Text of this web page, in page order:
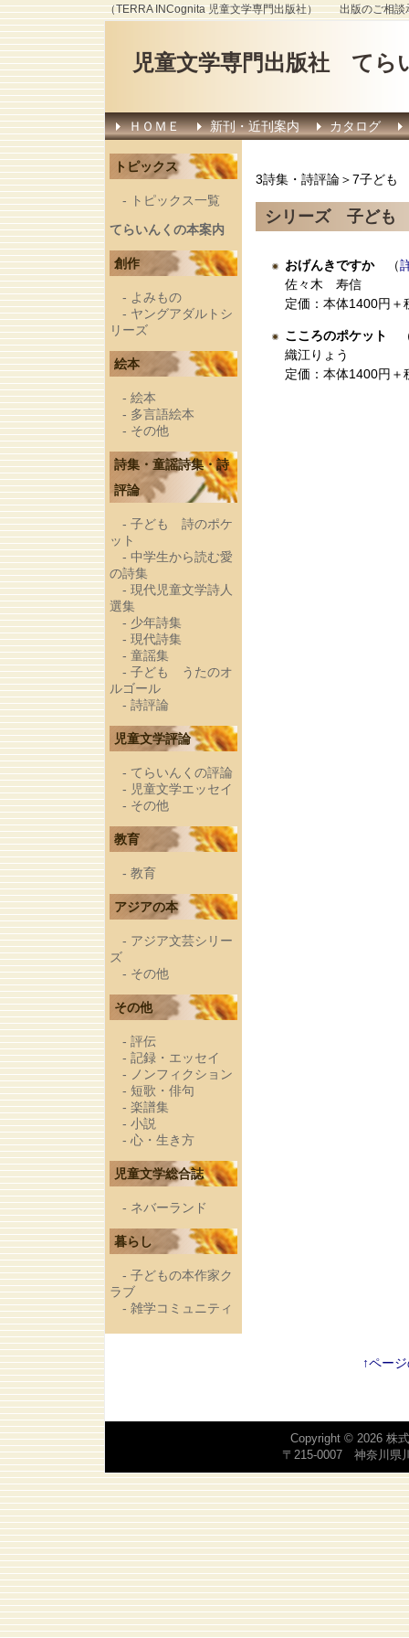
（TERRA INCognita 児童文学専門出版社） 出版のご相談
児童文学専門出版社 てら
ＨＯＭＥ 新刊・近刊案内 カタログ
3詩集・詩評論＞7子ども
シリーズ 子ども
おげんきですか（
佐々木 寿信
定価：本体1400円＋
こころのポケット
織江りょう
定価：本体1400円＋
トピックス
-
トピックス一覧
てらいんくの本案内
創作
- よみもの
- ヤングアダルトシ
リーズ
絵本
- 絵本
- 多言語絵本
- その他
詩集・童謡詩集・詩
評論
- 子ども 詩のポケ
ット
- 中学生から読む愛
の詩集
- 現代児童文学詩人
選集
- 少年詩集
- 現代詩集
- 童謡集
- 子ども うたのオ
ルゴール
- 詩評論
児童文学評論
- てらいんくの評論
- 児童文学エッセイ
- その他
教育
- 教育
アジアの本
- アジア文芸シリー
ズ
- その他
その他
- 評伝
- 記録・エッセイ
- ノンフィクション
- 短歌・俳句
- 楽譜集
- 小説
- 心・生き方
児童文学総合誌
- ネバーランド
暮らし
- 子どもの本作家ク
ラブ
- 雑学コミュニティ
↑ペー
Copyright © 2026 株
〒215-0007 神奈川県